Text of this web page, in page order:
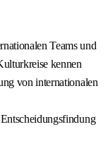
Teams und
kennen
von internationalen